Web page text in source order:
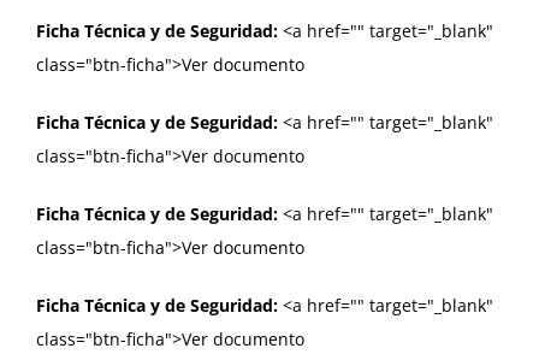
Ficha Técnica y de Seguridad: <a href="" target="_blank"
class="btn-ficha">Ver documento
Ficha Técnica y de Seguridad: <a href="" target="_blank"
class="btn-ficha">Ver documento
Ficha Técnica y de Seguridad: <a href="" target="_blank"
class="btn-ficha">Ver documento
Ficha Técnica y de Seguridad: <a href="" target="_blank"
class="btn-ficha">Ver documento